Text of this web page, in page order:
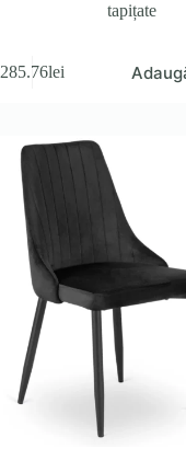
tapițate
285.76lei